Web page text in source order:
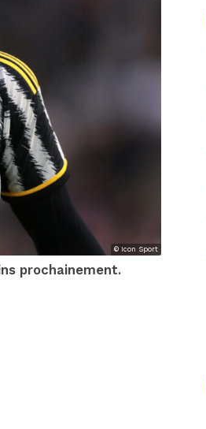
© Icon Sport
prochainement.